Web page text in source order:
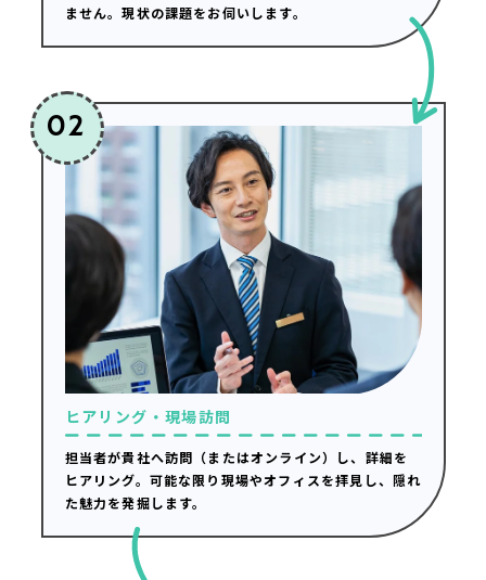
ません。現状の課題をお伺いします。
02
ヒアリング・現場訪問
担当者が貴社へ訪問（またはオンライン）し、詳細を
ヒアリング。可能な限り現場やオフィスを拝見し、隠れ
た魅力を発掘します。